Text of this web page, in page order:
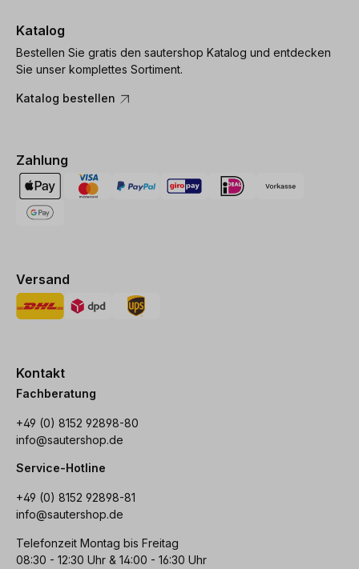
Katalog
Bestellen Sie gratis den sautershop Katalog und entdecken
Sie unser komplettes Sortiment.
Katalog bestellen
Zahlung
Versand
Kontakt
Fachberatung
+49 (0) 8152 92898-80
info@sautershop.de
Service-Hotline
+49 (0) 8152 92898-81
info@sautershop.de
Telefonzeit Montag bis Freitag
08:30 - 12:30 Uhr & 14:00 - 16:30 Uhr